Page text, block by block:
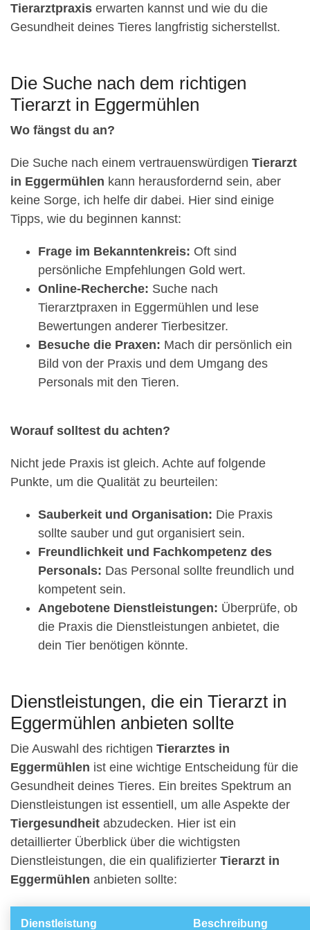
Tierarztpraxis erwarten kannst und wie du die
Gesundheit deines Tieres langfristig sicherstellst.
Die Suche nach dem richtigen
Tierarzt in Eggermühlen
Wo fängst du an?
Die Suche nach einem vertrauenswürdigen Tierarzt
in Eggermühlen kann herausfordernd sein, aber
keine Sorge, ich helfe dir dabei. Hier sind einige
Tipps, wie du beginnen kannst:
Frage im Bekanntenkreis: Oft sind
persönliche Empfehlungen Gold wert.
Online-Recherche: Suche nach
Tierarztpraxen in Eggermühlen und lese
Bewertungen anderer Tierbesitzer.
Besuche die Praxen: Mach dir persönlich ein
Bild von der Praxis und dem Umgang des
Personals mit den Tieren.
Worauf solltest du achten?
Nicht jede Praxis ist gleich. Achte auf folgende
Punkte, um die Qualität zu beurteilen:
Sauberkeit und Organisation: Die Praxis
sollte sauber und gut organisiert sein.
Freundlichkeit und Fachkompetenz des
Personals: Das Personal sollte freundlich und
kompetent sein.
Angebotene Dienstleistungen: Überprüfe, ob
die Praxis die Dienstleistungen anbietet, die
dein Tier benötigen könnte.
Dienstleistungen, die ein Tierarzt in
Eggermühlen anbieten sollte
Die Auswahl des richtigen Tierarztes in
Eggermühlen ist eine wichtige Entscheidung für die
Gesundheit deines Tieres. Ein breites Spektrum an
Dienstleistungen ist essentiell, um alle Aspekte der
Tiergesundheit abzudecken. Hier ist ein
detaillierter Überblick über die wichtigsten
Dienstleistungen, die ein qualifizierter Tierarzt in
Eggermühlen anbieten sollte:
Dienstleistung Beschreibung